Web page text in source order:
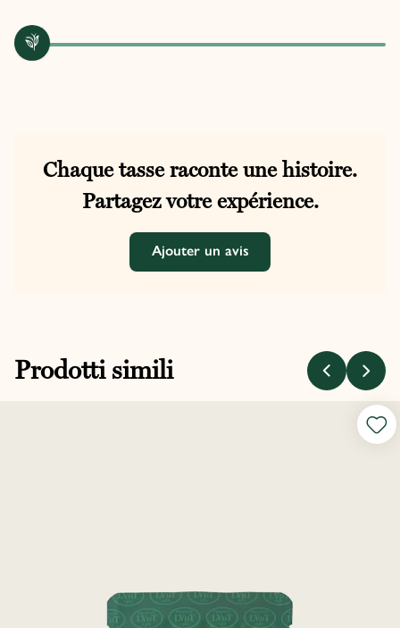
Chaque tasse raconte une histoire.
Partagez votre expérience.
Ajouter un avis
Prodotti simili